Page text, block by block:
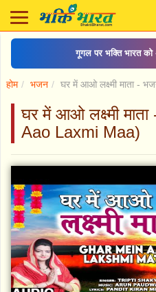
गूगल पर भक्ति भारत को
होम भजन घर में आओ लक्ष्मी माता -
घर में आओ लक्ष्मी
Aao Laxmi Maa)